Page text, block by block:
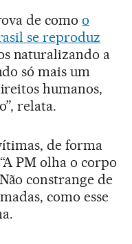
de comoo
se reproduz
naturalizando a
só mais um
humanos,
relata.
de forma
PM olha o corpo
constrange de
como esse